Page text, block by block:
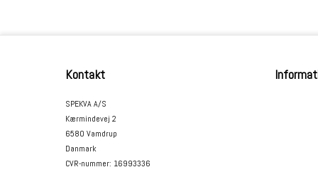
Kontakt
SPEKVA A/S
Kærmindevej 2
6580 Vamdrup
Danmark
CVR-nummer: 16993336